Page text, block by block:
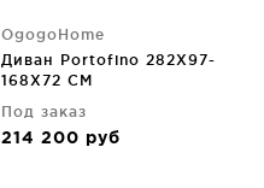
OgogoHome
Диван Portofino 282X97-
168X72 CM
Под заказ
214 200 руб